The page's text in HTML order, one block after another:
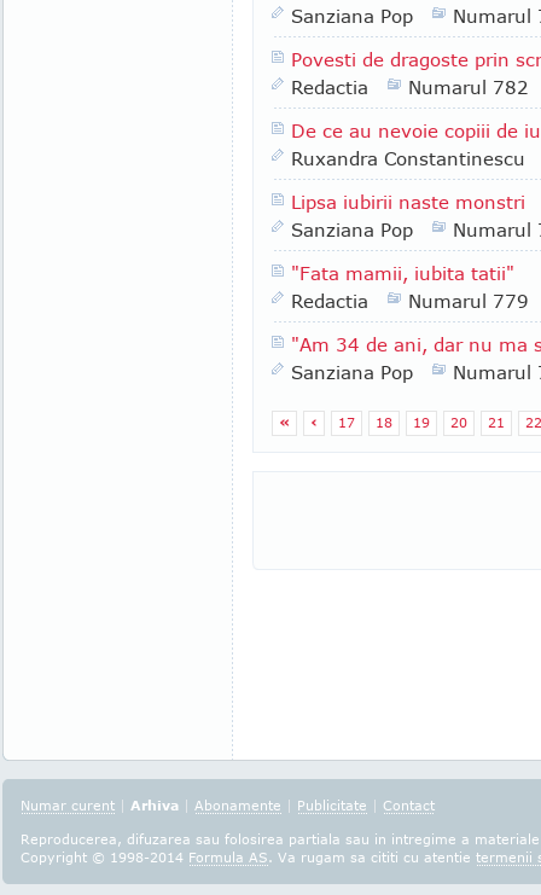
Sanziana Pop
Numarul
Povesti de dragoste prin
Redactia
Numarul 782
De ce au nevoie copiii de
Ruxandra Constantinescu
Lipsa iubirii naste monstri
Sanziana Pop
Numarul
"Fata mamii, iubita tatii"
Redactia
Numarul 779
"Am 34 de ani, dar nu ma
Sanziana Pop
Numarul
« ‹ 17 18 19 20 21 22
Numar curent | Arhiva | Abonamente | Publicitate | Contact
Reproducerea, difuzarea sau folosirea partiala sau in intregime a
Copyright © 1998-2014 Formula AS. Va rugam sa cititi cu atentie termenii